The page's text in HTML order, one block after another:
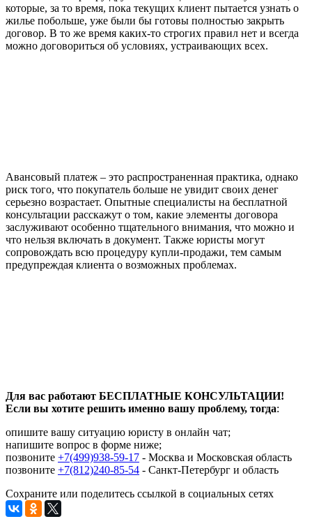
которые, за то время, пока текущих клиент пытается узнать о
жилье побольше, уже были бы готовы полностью закрыть
договор. В то же время каких-то строгих правил нет и всегда
можно договориться об условиях, устраивающих всех.
Авансовый платеж – это распространенная практика, однако
риск того, что покупатель больше не увидит своих денег
серьезно возрастает. Опытные специалисты на бесплатной
консультации расскажут о том, какие элементы договора
заслуживают особенно тщательного внимания, что можно и
что нельзя включать в документ. Также юристы могут
сопровождать всю процедуру купли-продажи, тем самым
предупреждая клиента о возможных проблемах.
Для вас работают БЕСПЛАТНЫЕ КОНСУЛЬТАЦИИ!
Если вы хотите решить именно вашу проблему, тогда:
опишите вашу ситуацию юристу в онлайн чат;
напишите вопрос в форме ниже;
позвоните +7(499)938-59-17 - Москва и Московская область
позвоните +7(812)240-85-54 - Санкт-Петербург и область
Сохраните или поделитесь ссылкой в социальных сетях